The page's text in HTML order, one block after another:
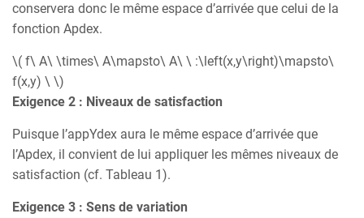
conservera donc le même espace d’arrivée que celui de la
fonction Apdex.
\( f\ A\ \times\ A\mapsto\ A\ \ :\left(x,y\right)\mapsto\
f(x,y) \ \)
Exigence 2 : Niveaux de satisfaction
Puisque l’appYdex aura le même espace d’arrivée que
l’Apdex, il convient de lui appliquer les mêmes niveaux de
satisfaction (cf. Tableau 1).
Exigence 3 : Sens de variation